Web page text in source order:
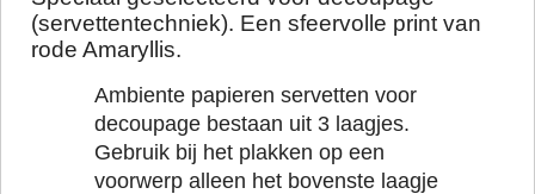
(servettentechniek). Een sfeervolle print van
rode Amaryllis.
Ambiente papieren servetten voor
decoupage bestaan uit 3 laagjes.
Gebruik bij het plakken op een
voorwerp alleen het bovenste laagje